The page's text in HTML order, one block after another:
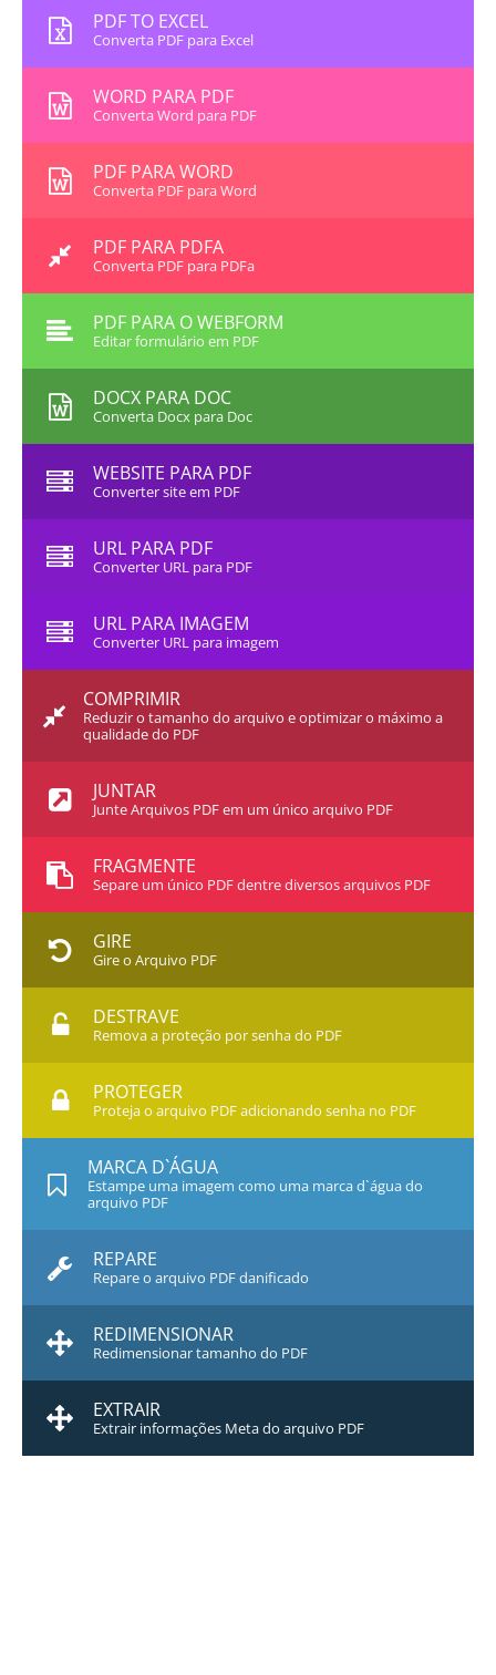
PDF TO EXCEL
Converta PDF para Excel
WORD PARA PDF
Converta Word para PDF
PDF PARA WORD
Converta PDF para Word
PDF PARA PDFA
Converta PDF para PDFa
PDF PARA O WEBFORM
Editar formulário em PDF
DOCX PARA DOC
Converta Docx para Doc
WEBSITE PARA PDF
Converter site em PDF
URL PARA PDF
Converter URL para PDF
URL PARA IMAGEM
Converter URL para imagem
COMPRIMIR
Reduzir o tamanho do arquivo e optimizar o máximo a
qualidade do PDF
JUNTAR
Junte Arquivos PDF em um único arquivo PDF
FRAGMENTE
Separe um único PDF dentre diversos arquivos PDF
GIRE
Gire o Arquivo PDF
DESTRAVE
Remova a proteção por senha do PDF
PROTEGER
Proteja o arquivo PDF adicionando senha no PDF
MARCA D`ÁGUA
Estampe uma imagem como uma marca d`água do
arquivo PDF
REPARE
Repare o arquivo PDF danificado
REDIMENSIONAR
Redimensionar tamanho do PDF
EXTRAIR
Extrair informações Meta do arquivo PDF